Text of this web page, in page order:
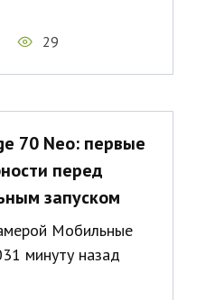
29
70 Neo: первые
перед
запуском
Мобильные
минуту назад